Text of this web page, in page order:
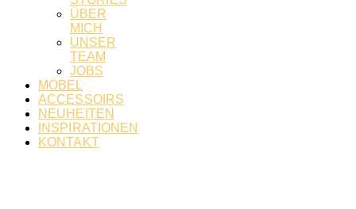
ÜBER
MICH
UNSER
TEAM
JOBS
MÖBEL
ACCESSOIRS
NEUHEITEN
INSPIRATIONEN
KONTAKT